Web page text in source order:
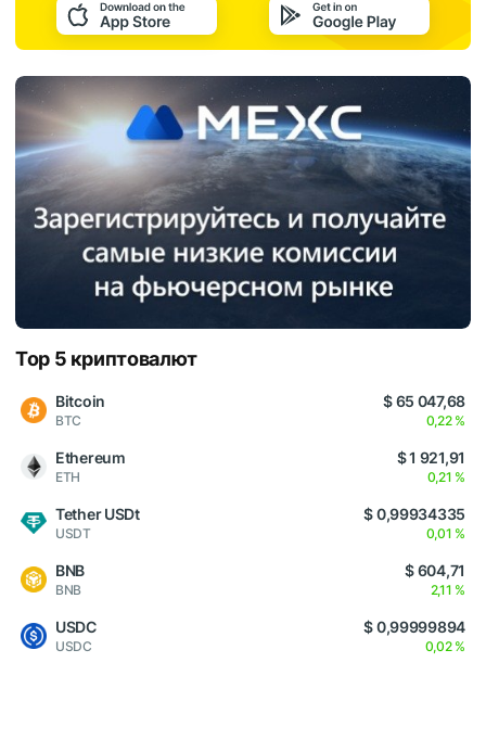
Top 5 криптовалют
Bitcoin
BTC
$ 65 047,68
0,22 %
Ethereum
ETH
$ 1 921,91
0,21 %
Tether USDt
USDT
$ 0,99934335
0,01 %
BNB
BNB
$ 604,71
2,11 %
USDC
USDC
$ 0,99999894
0,02 %